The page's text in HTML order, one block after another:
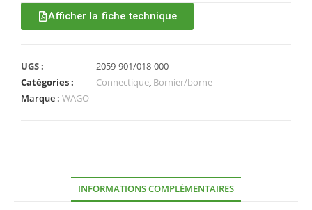
Afficher la fiche technique
UGS :
2059-901/018-000
Catégories :
Connectique, Bornier/borne
Marque : WAGO
INFORMATIONS COMPLÉMENTAIRES